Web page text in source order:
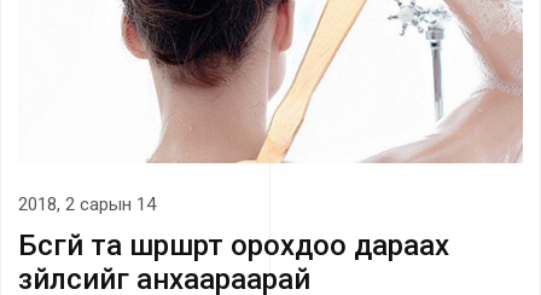
2018, 2 сарын 14
Бүсгүй та шүршүүрт орохдоо дараах
зүйлсийг анхаараарай